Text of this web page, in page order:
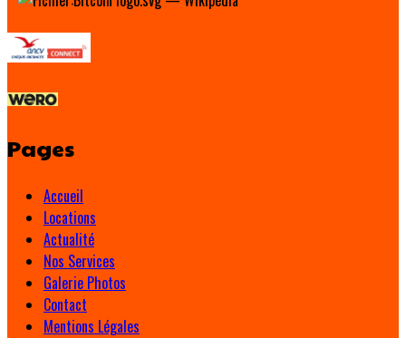
Pages
Accueil
Locations
Actualité
Nos Services
Galerie Photos
Contact
Mentions Légales